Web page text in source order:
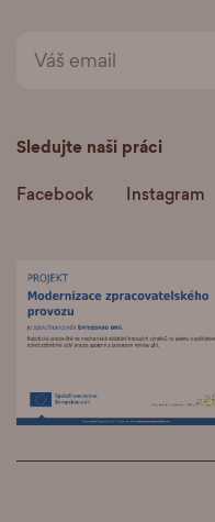
Sledujte naši práci
Facebook Instagram